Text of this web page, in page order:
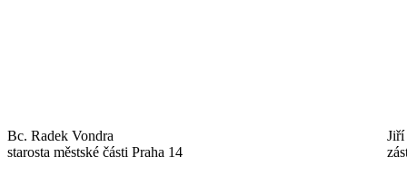
Bc. Radek Vondra
starosta městské části Praha 14
Jiří